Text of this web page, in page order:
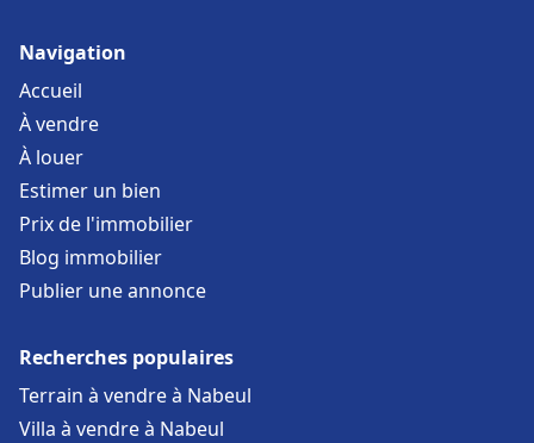
Navigation
Accueil
À vendre
À louer
Estimer un bien
Prix de l'immobilier
Blog immobilier
Publier une annonce
Recherches populaires
Terrain à vendre à Nabeul
Villa à vendre à Nabeul